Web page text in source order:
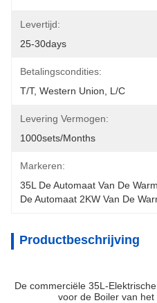
Levertijd:
25-30days
Betalingscondities:
T/T, Western Union, L/C
Levering Vermogen:
1000sets/months
Markeren:
35L De Automaat Van De
De Automaat 2KW Van De
Productbeschrijving
De commerciële 35L-
voor de Boiler van